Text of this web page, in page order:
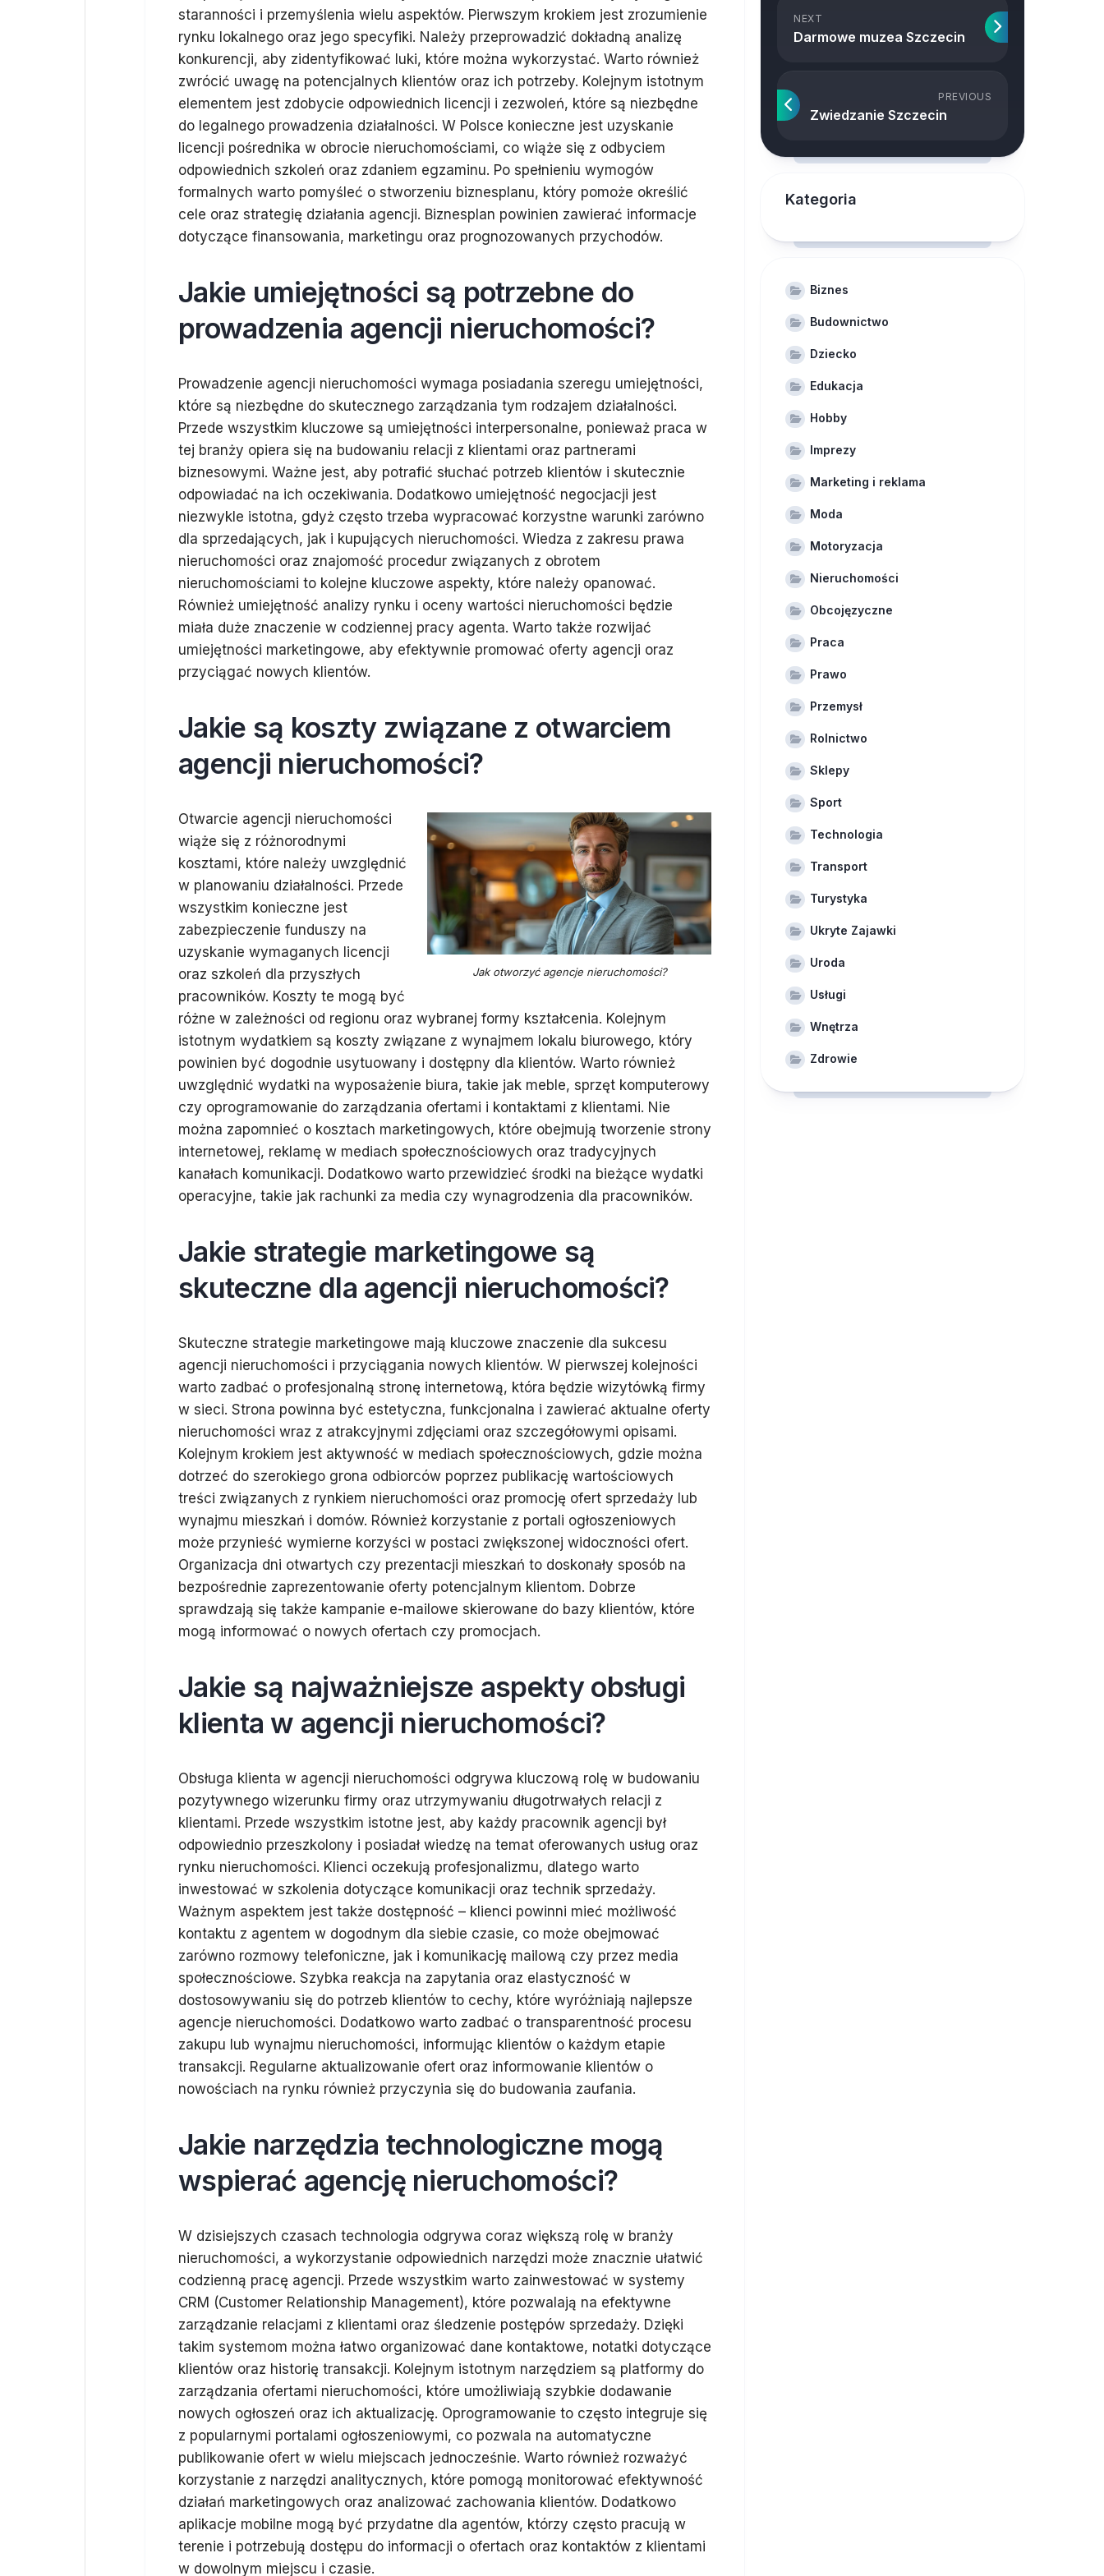
staranności i przemyślenia wielu aspektów. Pierwszym krokiem jest zrozumienie
rynku lokalnego oraz jego specyfiki. Należy przeprowadzić dokładną analizę
konkurencji, aby zidentyfikować luki, które można wykorzystać. Warto również
zwrócić uwagę na potencjalnych klientów oraz ich potrzeby. Kolejnym istotnym
elementem jest zdobycie odpowiednich licencji i zezwoleń, które są niezbędne
do legalnego prowadzenia działalności. W Polsce konieczne jest uzyskanie
licencji pośrednika w obrocie nieruchomościami, co wiąże się z odbyciem
odpowiednich szkoleń oraz zdaniem egzaminu. Po spełnieniu wymogów
formalnych warto pomyśleć o stworzeniu biznesplanu, który pomoże określić
cele oraz strategię działania agencji. Biznesplan powinien zawierać informacje
dotyczące finansowania, marketingu oraz prognozowanych przychodów.
Jakie umiejętności są potrzebne do
prowadzenia agencji nieruchomości?
Prowadzenie agencji nieruchomości wymaga posiadania szeregu umiejętności,
które są niezbędne do skutecznego zarządzania tym rodzajem działalności.
Przede wszystkim kluczowe są umiejętności interpersonalne, ponieważ praca w
tej branży opiera się na budowaniu relacji z klientami oraz partnerami
biznesowymi. Ważne jest, aby potrafić słuchać potrzeb klientów i skutecznie
odpowiadać na ich oczekiwania. Dodatkowo umiejętność negocjacji jest
niezwykle istotna, gdyż często trzeba wypracować korzystne warunki zarówno
dla sprzedających, jak i kupujących nieruchomości. Wiedza z zakresu prawa
nieruchomości oraz znajomość procedur związanych z obrotem
nieruchomościami to kolejne kluczowe aspekty, które należy opanować.
Również umiejętność analizy rynku i oceny wartości nieruchomości będzie
miała duże znaczenie w codziennej pracy agenta. Warto także rozwijać
umiejętności marketingowe, aby efektywnie promować oferty agencji oraz
przyciągać nowych klientów.
Jakie są koszty związane z otwarciem
agencji nieruchomości?
Jak otworzyć agencje nieruchomości?
Otwarcie agencji nieruchomości
wiąże się z różnorodnymi
kosztami, które należy uwzględnić
w planowaniu działalności. Przede
wszystkim konieczne jest
zabezpieczenie funduszy na
uzyskanie wymaganych licencji
oraz szkoleń dla przyszłych
pracowników. Koszty te mogą być
różne w zależności od regionu oraz wybranej formy kształcenia. Kolejnym
istotnym wydatkiem są koszty związane z wynajmem lokalu biurowego, który
powinien być dogodnie usytuowany i dostępny dla klientów. Warto również
uwzględnić wydatki na wyposażenie biura, takie jak meble, sprzęt komputerowy
czy oprogramowanie do zarządzania ofertami i kontaktami z klientami. Nie
można zapomnieć o kosztach marketingowych, które obejmują tworzenie strony
internetowej, reklamę w mediach społecznościowych oraz tradycyjnych
kanałach komunikacji. Dodatkowo warto przewidzieć środki na bieżące wydatki
operacyjne, takie jak rachunki za media czy wynagrodzenia dla pracowników.
Jakie strategie marketingowe są
skuteczne dla agencji nieruchomości?
Skuteczne strategie marketingowe mają kluczowe znaczenie dla sukcesu
agencji nieruchomości i przyciągania nowych klientów. W pierwszej kolejności
warto zadbać o profesjonalną stronę internetową, która będzie wizytówką firmy
w sieci. Strona powinna być estetyczna, funkcjonalna i zawierać aktualne oferty
nieruchomości wraz z atrakcyjnymi zdjęciami oraz szczegółowymi opisami.
Kolejnym krokiem jest aktywność w mediach społecznościowych, gdzie można
dotrzeć do szerokiego grona odbiorców poprzez publikację wartościowych
treści związanych z rynkiem nieruchomości oraz promocję ofert sprzedaży lub
wynajmu mieszkań i domów. Również korzystanie z portali ogłoszeniowych
może przynieść wymierne korzyści w postaci zwiększonej widoczności ofert.
Organizacja dni otwartych czy prezentacji mieszkań to doskonały sposób na
bezpośrednie zaprezentowanie oferty potencjalnym klientom. Dobrze
sprawdzają się także kampanie e-mailowe skierowane do bazy klientów, które
mogą informować o nowych ofertach czy promocjach.
Jakie są najważniejsze aspekty obsługi
klienta w agencji nieruchomości?
Obsługa klienta w agencji nieruchomości odgrywa kluczową rolę w budowaniu
pozytywnego wizerunku firmy oraz utrzymywaniu długotrwałych relacji z
klientami. Przede wszystkim istotne jest, aby każdy pracownik agencji był
odpowiednio przeszkolony i posiadał wiedzę na temat oferowanych usług oraz
rynku nieruchomości. Klienci oczekują profesjonalizmu, dlatego warto
inwestować w szkolenia dotyczące komunikacji oraz technik sprzedaży.
Ważnym aspektem jest także dostępność – klienci powinni mieć możliwość
kontaktu z agentem w dogodnym dla siebie czasie, co może obejmować
zarówno rozmowy telefoniczne, jak i komunikację mailową czy przez media
społecznościowe. Szybka reakcja na zapytania oraz elastyczność w
dostosowywaniu się do potrzeb klientów to cechy, które wyróżniają najlepsze
agencje nieruchomości. Dodatkowo warto zadbać o transparentność procesu
zakupu lub wynajmu nieruchomości, informując klientów o każdym etapie
transakcji. Regularne aktualizowanie ofert oraz informowanie klientów o
nowościach na rynku również przyczynia się do budowania zaufania.
Jakie narzędzia technologiczne mogą
wspierać agencję nieruchomości?
W dzisiejszych czasach technologia odgrywa coraz większą rolę w branży
nieruchomości, a wykorzystanie odpowiednich narzędzi może znacznie ułatwić
codzienną pracę agencji. Przede wszystkim warto zainwestować w systemy
CRM (Customer Relationship Management), które pozwalają na efektywne
zarządzanie relacjami z klientami oraz śledzenie postępów sprzedaży. Dzięki
takim systemom można łatwo organizować dane kontaktowe, notatki dotyczące
klientów oraz historię transakcji. Kolejnym istotnym narzędziem są platformy do
zarządzania ofertami nieruchomości, które umożliwiają szybkie dodawanie
nowych ogłoszeń oraz ich aktualizację. Oprogramowanie to często integruje się
z popularnymi portalami ogłoszeniowymi, co pozwala na automatyczne
publikowanie ofert w wielu miejscach jednocześnie. Warto również rozważyć
korzystanie z narzędzi analitycznych, które pomogą monitorować efektywność
działań marketingowych oraz analizować zachowania klientów. Dodatkowo
aplikacje mobilne mogą być przydatne dla agentów, którzy często pracują w
terenie i potrzebują dostępu do informacji o ofertach oraz kontaktów z klientami
w dowolnym miejscu i czasie.
NEXT
Darmowe muzea Szczecin
PREVIOUS
Zwiedzanie Szczecin
Kategoria
Biznes
Budownictwo
Dziecko
Edukacja
Hobby
Imprezy
Marketing i reklama
Moda
Motoryzacja
Nieruchomości
Obcojęzyczne
Praca
Prawo
Przemysł
Rolnictwo
Sklepy
Sport
Technologia
Transport
Turystyka
Ukryte Zajawki
Uroda
Usługi
Wnętrza
Zdrowie